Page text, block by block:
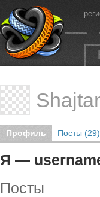
Профиль Посты (29)
Я —
Посты